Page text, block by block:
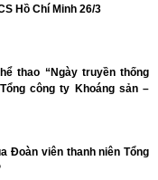
Hồ Chí Minh 26/3
thao “Ngày truyền thống
công ty Khoáng sản –
Đoàn viên thanh niên Tổng